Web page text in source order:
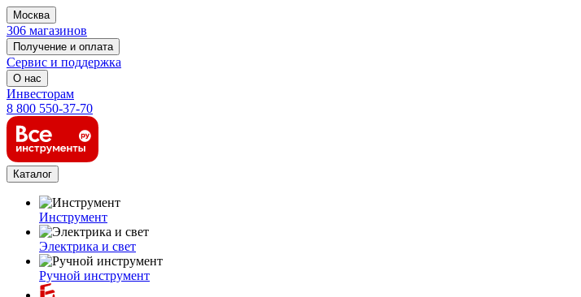
Москва
306 магазинов
Получение и оплата
Сервис и поддержка
О нас
Инвесторам
8 800 550-37-70
Каталог
Инструмент
Электрика и свет
Ручной инструмент